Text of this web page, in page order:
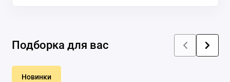
Подборка для вас
Новинки